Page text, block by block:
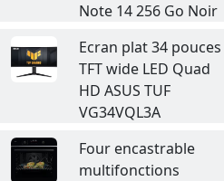
Note 14 256 Go Noir
Ecran plat 34 pouces
TFT wide LED Quad
HD ASUS TUF
VG34VQL3A
Four encastrable
multifonctions